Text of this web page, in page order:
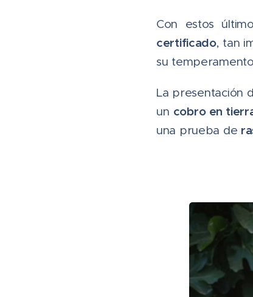
Con estos
certificado, tan
su
La presentación
un cobro en
una prueba de